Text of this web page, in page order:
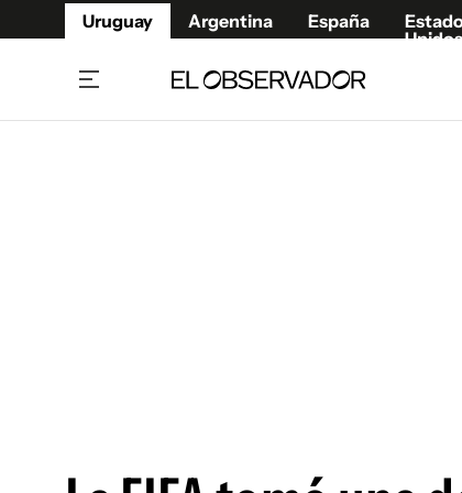
Uruguay Argentina España
Unidos